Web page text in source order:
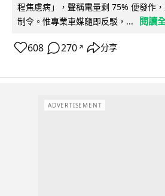
程焦慮病」，聲稱電量剩 75% 便發作
制令。惟專業車媒隨即反駁，...
閱讀
608 270 ↗ 分享
ADVERTISEMENT